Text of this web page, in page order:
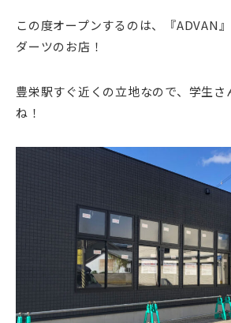
この度オープンするのは、『ADVAN
ダーツのお店！
豊栄駅すぐ近くの立地なので、学生
ね！